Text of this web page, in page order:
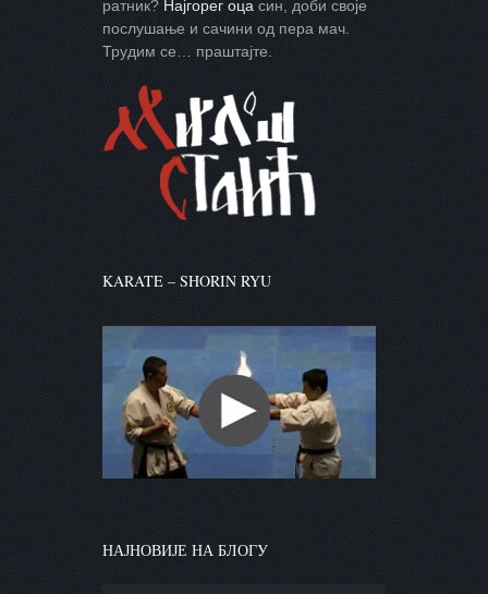
ратник? Најгорег оца син, доби своје
послушање и сачини од пера мач.
Трудим се… праштајте.
KARATE – SHORIN RYU
НАЈНОВИЈЕ НА БЛОГУ